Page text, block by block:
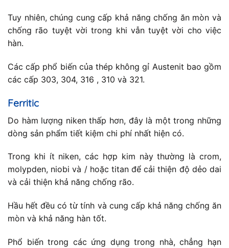
Tuy nhiên, chúng cung cấp khả năng chống ăn mòn và
chống rão tuyệt vời trong khi vẫn tuyệt vời cho việc
hàn.
Các cấp phổ biến của thép không gỉ Austenit bao gồm
các cấp 303, 304, 316 , 310 và 321.
Ferritic
Do hàm lượng niken thấp hơn, đây là một trong những
dòng sản phẩm tiết kiệm chi phí nhất hiện có.
Trong khi ít niken, các hợp kim này thường là crom,
molypden, niobi và / hoặc titan để cải thiện độ dẻo dai
và cải thiện khả năng chống rão.
Hầu hết đều có từ tính và cung cấp khả năng chống ăn
mòn và khả năng hàn tốt.
Phổ biến trong các ứng dụng trong nhà, chẳng hạn